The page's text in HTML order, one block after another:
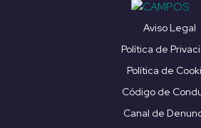
Aviso Legal
Política de
Política de
Código de
Canal de